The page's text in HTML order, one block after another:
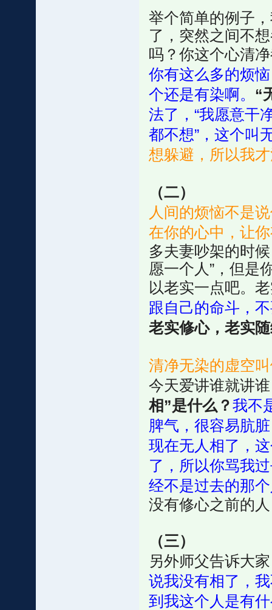
举个简单的例子
了，突然之间不
吗？你这个心清
你有这么多的烦
个还是有染啊。 “
法了，“我愿意干
都不想”，这个叫
想躲避，所以我
（二）
人间的烦恼不是
在你的心中，让
多夫妻吵架的时
愿一个人”，但是
以老实一点吧。
跟自己的命斗，
老实修心，老实
清净无染的虚空叫
今天爱讲谁就讲
相”是什么？我不
脾气，很容易肮
现在无人相了，
了，所以你骂我
经不是过去的那
没有修心之前的
（三）
另外师父告诉大
说我没有相了，
到我这个人是有